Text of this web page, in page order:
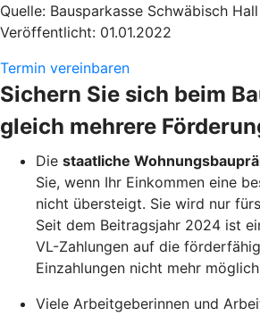
Quelle: Bausparkasse Schwäbisch
Veröffentlicht: 01.01.2022
Termin vereinbaren
Sichern Sie sich beim
gleich mehrere
Die staatliche
Sie, wenn Ihr Einkommen eine
nicht übersteigt. Sie wird nur
Seit dem Beitragsjahr 2024 ist
VL-Zahlungen auf die
Einzahlungen nicht mehr
Viele Arbeitgeberinnen und